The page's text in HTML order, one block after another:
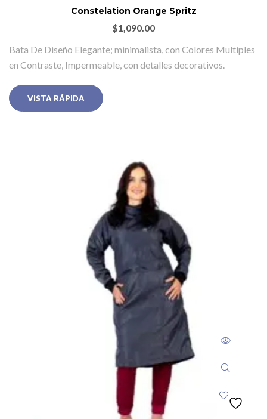
Constelation Orange Spritz
$1,090.00
Bata De Diseño Elegante; minimalista, con Colores Multiples
en Contraste, Impermeable, con detalles decorativos.
VISTA RÁPIDA